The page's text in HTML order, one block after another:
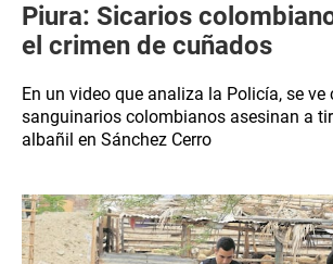
Piura: Sicarios
el crimen de cuñados
En un video que analiza la Policía, se ve
sanguinarios colombianos asesinan a
albañil en Sánchez Cerro